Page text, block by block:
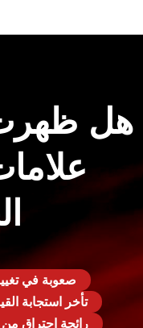
هل
صعوبة في
تأخر استجابة
رائحة احتراق من